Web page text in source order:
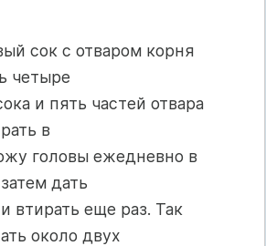
сок с отваром корня
четыре
и пять частей отвара
в
головы ежедневно в
дать
втирать еще раз. Так
около двух